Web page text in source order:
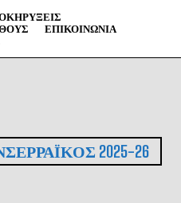
ΕΠΙΚΟΙΝΩΝΊΑ
2025-26